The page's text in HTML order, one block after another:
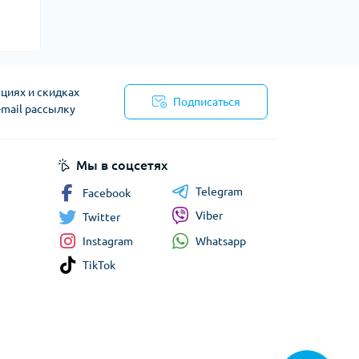
и скидках
рассылку
Подписаться
Мы в соцсетях
Facebook
Twitter
Instagram
TikTok
Telegram
Viber
Whatsapp